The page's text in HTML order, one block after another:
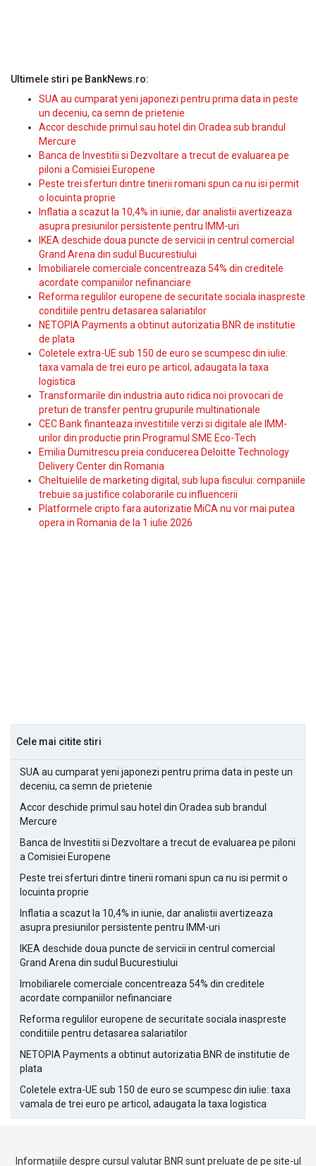
Ultimele stiri pe BankNews.ro:
SUA au cumparat yeni japonezi pentru prima data in peste
un deceniu, ca semn de prietenie
Accor deschide primul sau hotel din Oradea sub brandul
Mercure
Banca de Investitii si Dezvoltare a trecut de evaluarea pe
piloni a Comisiei Europene
Peste trei sferturi dintre tinerii romani spun ca nu isi permit
o locuinta proprie
Inflatia a scazut la 10,4% in iunie, dar analistii avertizeaza
asupra presiunilor persistente pentru IMM-uri
IKEA deschide doua puncte de servicii in centrul comercial
Grand Arena din sudul Bucurestiului
Imobiliarele comerciale concentreaza 54% din creditele
acordate companiilor nefinanciare
Reforma regulilor europene de securitate sociala inaspreste
conditiile pentru detasarea salariatilor
NETOPIA Payments a obtinut autorizatia BNR de institutie
de plata
Coletele extra-UE sub 150 de euro se scumpesc din iulie:
taxa vamala de trei euro pe articol, adaugata la taxa
logistica
Transformarile din industria auto ridica noi provocari de
preturi de transfer pentru grupurile multinationale
CEC Bank finanteaza investitiile verzi si digitale ale IMM-
urilor din productie prin Programul SME Eco-Tech
Emilia Dumitrescu preia conducerea Deloitte Technology
Delivery Center din Romania
Cheltuielile de marketing digital, sub lupa fiscului: companiile
trebuie sa justifice colaborarile cu influencerii
Platformele cripto fara autorizatie MiCA nu vor mai putea
opera in Romania de la 1 iulie 2026
Cele mai citite stiri
SUA au cumparat yeni japonezi pentru prima data in peste un
deceniu, ca semn de prietenie
Accor deschide primul sau hotel din Oradea sub brandul
Mercure
Banca de Investitii si Dezvoltare a trecut de evaluarea pe piloni
a Comisiei Europene
Peste trei sferturi dintre tinerii romani spun ca nu isi permit o
locuinta proprie
Inflatia a scazut la 10,4% in iunie, dar analistii avertizeaza
asupra presiunilor persistente pentru IMM-uri
IKEA deschide doua puncte de servicii in centrul comercial
Grand Arena din sudul Bucurestiului
Imobiliarele comerciale concentreaza 54% din creditele
acordate companiilor nefinanciare
Reforma regulilor europene de securitate sociala inaspreste
conditiile pentru detasarea salariatilor
NETOPIA Payments a obtinut autorizatia BNR de institutie de
plata
Coletele extra-UE sub 150 de euro se scumpesc din iulie: taxa
vamala de trei euro pe articol, adaugata la taxa logistica
Informațiile despre cursul valutar BNR sunt preluate de pe site-ul